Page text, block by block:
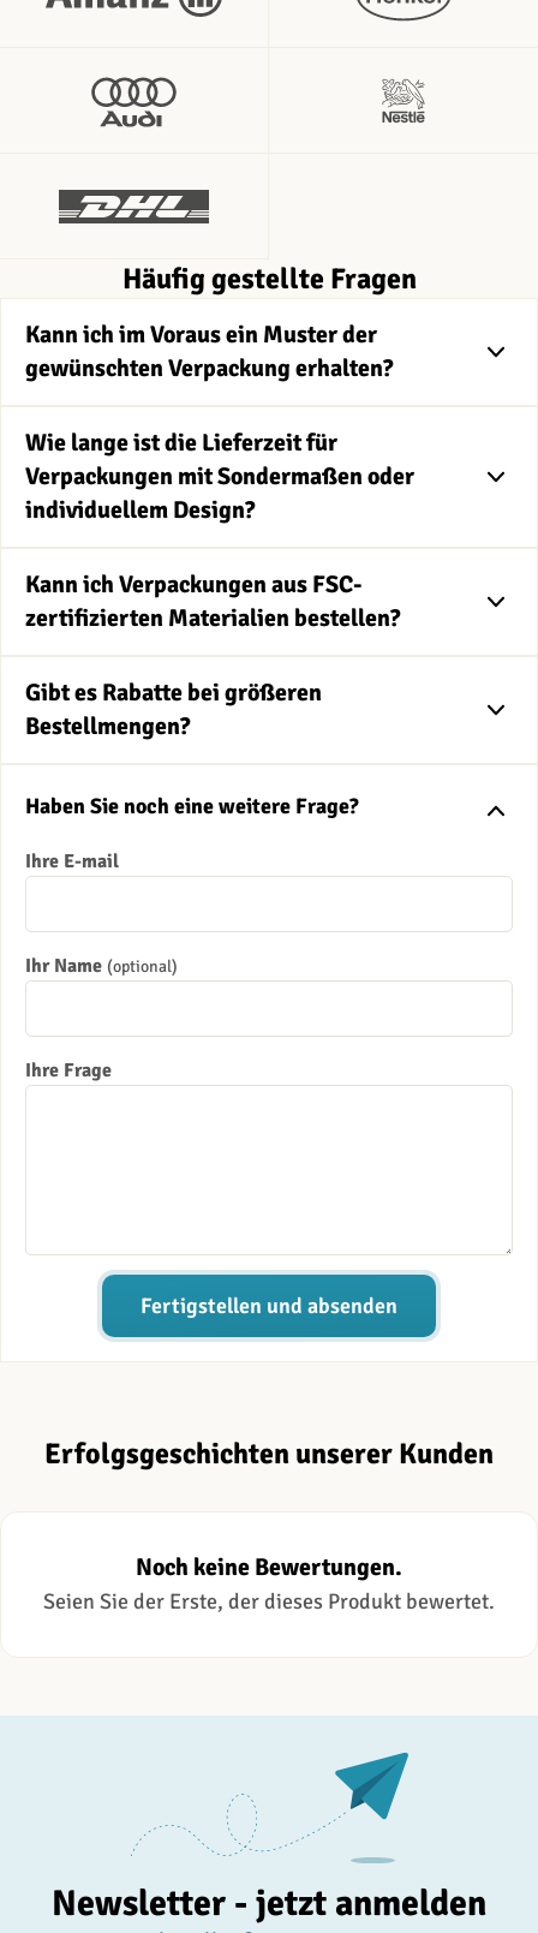
Häufig gestellte Fragen
Kann ich im Voraus ein Muster der
gewünschten Verpackung erhalten?
Wie lange ist die Lieferzeit für
Verpackungen mit Sondermaßen oder
individuellem Design?
Kann ich Verpackungen aus FSC-
zertifizierten Materialien bestellen?
Gibt es Rabatte bei größeren
Bestellmengen?
Haben Sie noch eine weitere Frage?
Ihre E-mail
Ihr Name (optional)
Ihre Frage
Fertigstellen und absenden
Erfolgsgeschichten unserer Kunden
Noch keine Bewertungen.
Seien Sie der Erste, der dieses Produkt bewertet.
Newsletter - jetzt anmelden